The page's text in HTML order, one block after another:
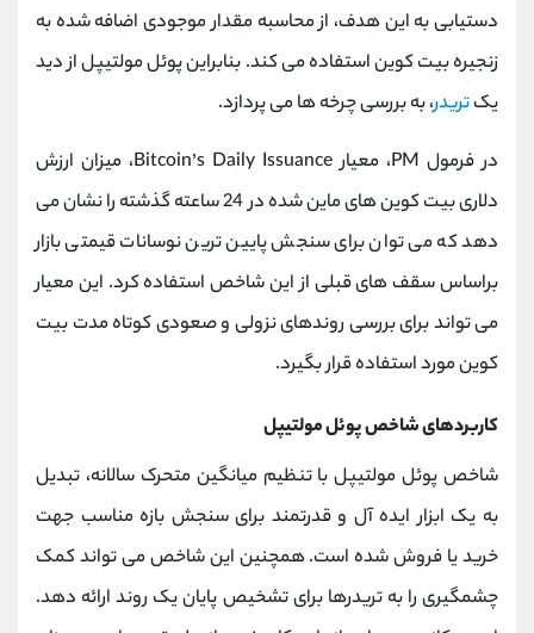
دستیابی به این هدف، از محاسبه مقدار موجودی اضافه شده به
زنجیره بیت کوین استفاده می کند. بنابراین پوئل مولتیپل از دید
یکتریدر، به بررسی چرخه ها می پردازد.
در فرمول PM، معیار Bitcoin’s Daily Issuance، میزان ارزش
دلاری بیت کوین های ماین شده در 24 ساعته گذشته را نشان می
دهد که می توان برای سنجش پایین ترین نوسانات قیمتی بازار
براساس سقف های قبلی از این شاخص استفاده کرد. این معیار
می تواند برای بررسی روندهای نزولی و صعودی کوتاه مدت بیت
کوین مورد استفاده قرار بگیرد.
کاربردهای شاخص پوئل مولتیپل
شاخص پوئل مولتیپل با تنظیم میانگین متحرک سالانه، تبدیل
به یک ابزار ایده آل و قدرتمند برای سنجش بازه مناسب جهت
خرید یا فروش شده است. همچنین این شاخص می تواند کمک
چشمگیری را به تریدرها برای تشخیص پایان یک روند ارائه دهد.